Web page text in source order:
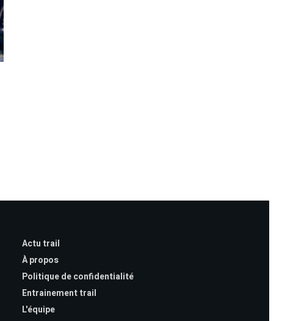
Actu trail
À propos
Politique de confidentialité
Entrainement trail
L'équipe